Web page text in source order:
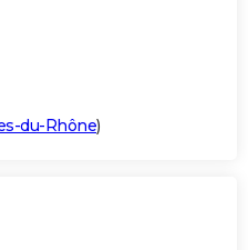
du-Rhône)